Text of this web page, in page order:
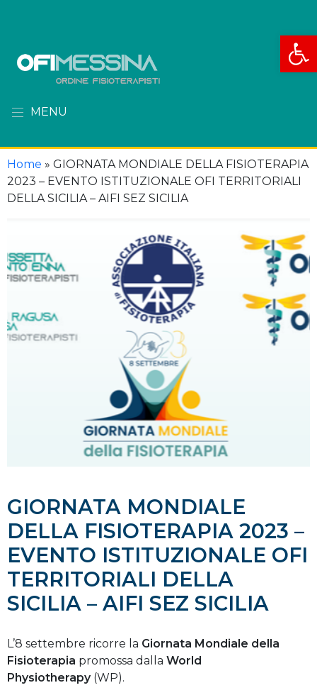
Apri
MENU
Home » GIORNATA MONDIALE DELLA FISIOTERAPIA
2023 – EVENTO ISTITUZIONALE OFI TERRITORIALI
DELLA SICILIA – AIFI SEZ SICILIA
GIORNATA MONDIALE
DELLA FISIOTERAPIA 2023 –
EVENTO ISTITUZIONALE OFI
TERRITORIALI DELLA
SICILIA – AIFI SEZ SICILIA
L’8 settembre ricorre la Giornata Mondiale della
Fisioterapia promossa dalla World
Physiotherapy (WP).